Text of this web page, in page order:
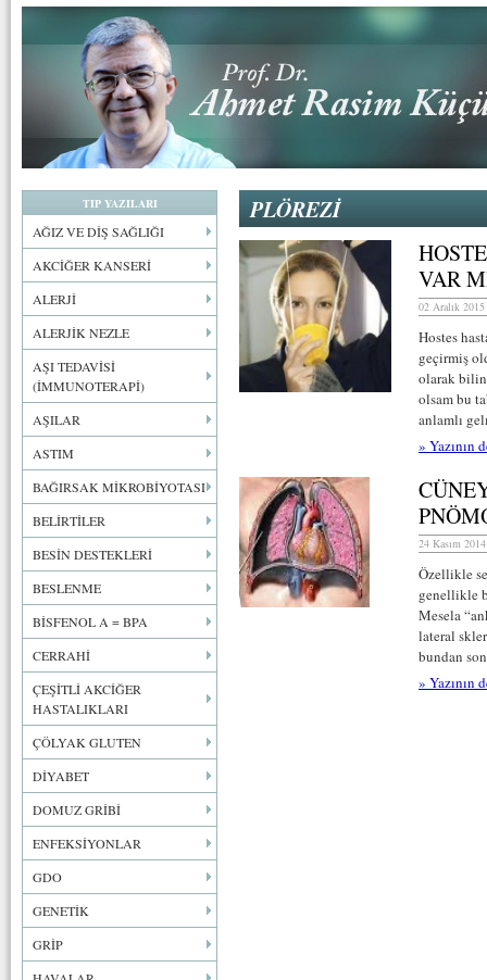
TIP YAZILARI
AĞIZ VE DİŞ SAĞLIĞI
AKCİĞER KANSERİ
ALERJİ
ALERJİK NEZLE
AŞI TEDAVİSİ
(İMMUNOTERAPİ)
AŞILAR
ASTIM
BAĞIRSAK MİKROBİYOTASI
BELİRTİLER
BESİN DESTEKLERİ
BESLENME
BİSFENOL A = BPA
CERRAHİ
ÇEŞİTLİ AKCİĞER
HASTALIKLARI
ÇÖLYAK GLUTEN
DİYABET
DOMUZ GRİBİ
ENFEKSİYONLAR
GDO
GENETİK
GRİP
PLÖREZİ
VAR
02 Aralık
Hostes
geçirmiş
olarak
olsam bu
anlamlı
» Yazının
24 Kasım
Özellikle
genellikle
Mesela
lateral
bundan
» Yazının